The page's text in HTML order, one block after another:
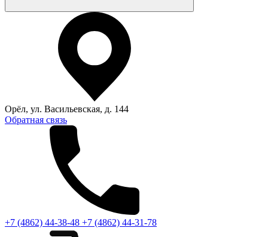
Орёл, ул. Васильевская, д. 144
Обратная связь
+7 (4862) 44-38-48 +7 (4862) 44-31-78